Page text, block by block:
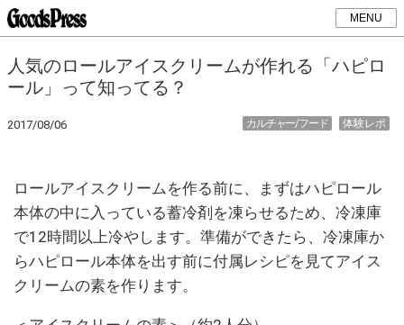
MENU
人気のロールアイスクリームが作れる「ハピロ
ール」って知ってる？
2017/08/06 体験レポ
カルチャー/フード
ロールアイスクリームを作る前に、まずはハピロール
本体の中に入っている蓄冷剤を凍らせるため、冷凍庫
で12時間以上冷やします。準備ができたら、冷凍庫か
らハピロール本体を出す前に付属レシピを見てアイス
クリームの素を作ります。